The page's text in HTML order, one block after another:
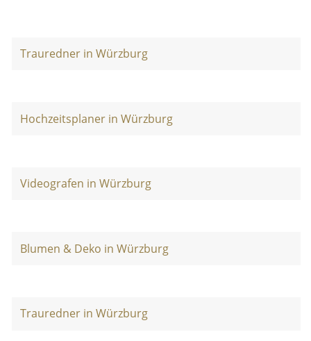
Trauredner in Würzburg
Hochzeitsplaner in Würzburg
Videografen in Würzburg
Blumen & Deko in Würzburg
Trauredner in Würzburg